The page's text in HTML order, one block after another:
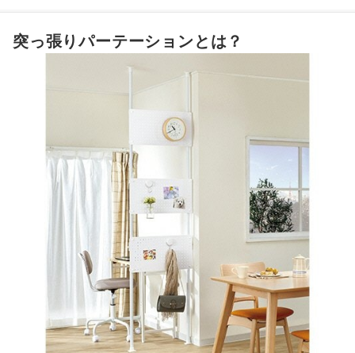
突っ張りパーテーション全13商品おすすめ人気ランキング
ほかのタイプのパーテーションもあわせてチェック！
突っ張りパーテーションの売れ筋ランキングもチェック！
突っ張りパーテーションとは？